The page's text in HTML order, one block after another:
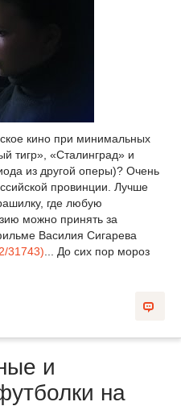
кино при минимальных
тигр», «Сталинград» и
из другой оперы)? Очень
провинции. Лучше
где любую
можно принять за
Василия Сигарева
31743) ... До сих пор мороз
и
на